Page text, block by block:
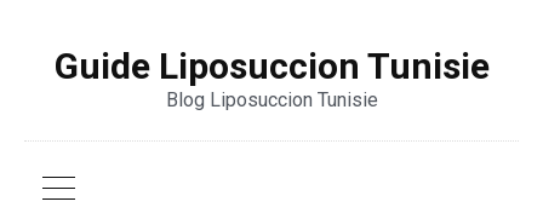
Guide Liposuccion Tunisie
Blog Liposuccion Tunisie